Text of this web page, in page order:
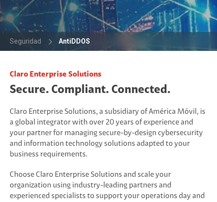
Seguridad AntiDDOS
Claro Enterprise Solutions
Secure. Compliant. Connected.
Claro Enterprise Solutions, a subsidiary of América Móvil, is
a global integrator with over 20 years of experience and
your partner for managing secure-by-design cybersecurity
and information technology solutions adapted to your
business requirements.
Choose Claro Enterprise Solutions and scale your
organization using industry-leading partners and
experienced specialists to support your operations day and